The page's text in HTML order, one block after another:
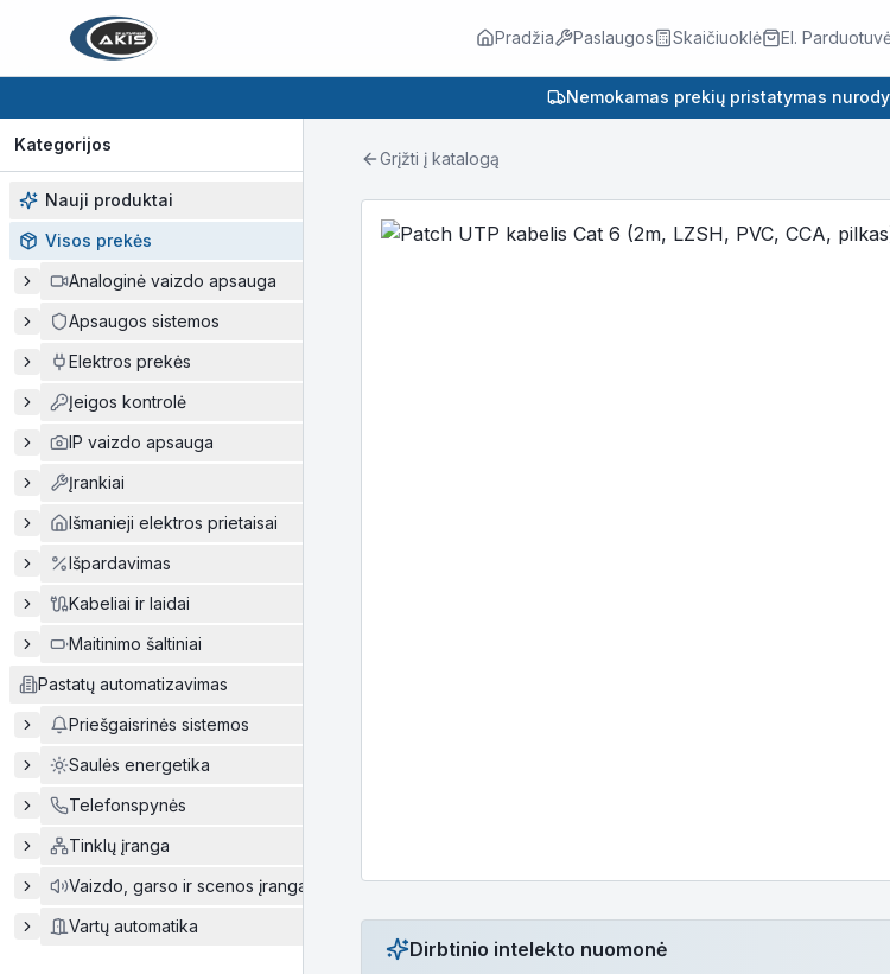
Pradžia Paslaugos Skaičiuoklė El.
Nemokamas prekių pristatymas
Kategorijos
Nauji produktai
Visos prekės
Analoginė vaizdo apsauga
Apsaugos sistemos
Elektros prekės
Įeigos kontrolė
IP vaizdo apsauga
Įrankiai
Išmanieji elektros prietaisai
Išpardavimas
Kabeliai ir laidai
Maitinimo šaltiniai
Pastatų automatizavimas
Priešgaisrinės sistemos
Saulės energetika
Telefonspynės
Tinklų įranga
Vaizdo, garso ir scenos įranga
Vartų automatika
Grįžti į katalogą
Dirbtinio intelekto nuomonė